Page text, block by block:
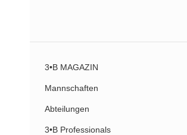
3•B MAGAZIN
Mannschaften
Abteilungen
3•B Professionals